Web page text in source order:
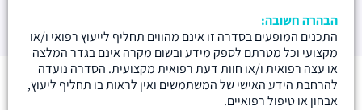
הבהרה חשובה:
התכנים המופעים בסדרה זו אינם מהווים תחליף לייעוץ רפואי ו/או
מקצועי וכל מטרתם לספק מידע ובשום מקרה אינם בגדר המלצה
או עצה רפואית ו/או חוות דעת רפואית מקצועית. הסדרה נועדה
להרחבת הידע האישי של המשתמשים ואין לראות בו תחליף ליעוץ,
אבחון או טיפול רפואיים.